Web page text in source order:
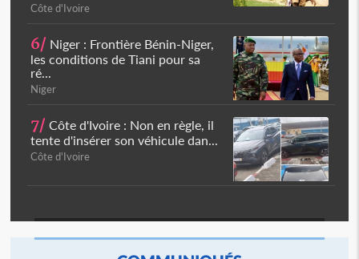
Côte d'Ivoire
6/ Niger : Frontière Bénin-Niger,
les conditions de Tiani pour sa
ré...
Niger
7/ Côte d'Ivoire : Non en règle, il
tente d'insérer son véhicule dan...
Côte d'Ivoire